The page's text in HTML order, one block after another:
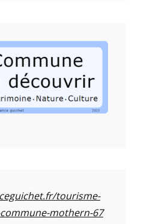
tourisme-
mothern-67